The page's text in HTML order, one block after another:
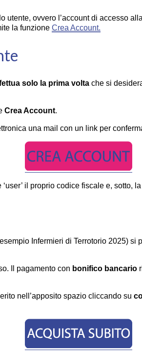
ovvero l’account di accesso
la funzione Crea Account.
solo la prima volta che si
Crea Account.
una mail con un link per
il proprio codice fiscale e, sotto,
Infermieri di Terrotorio 2025)
Il pagamento con bonifico bancario
nell’apposito spazio cliccando su